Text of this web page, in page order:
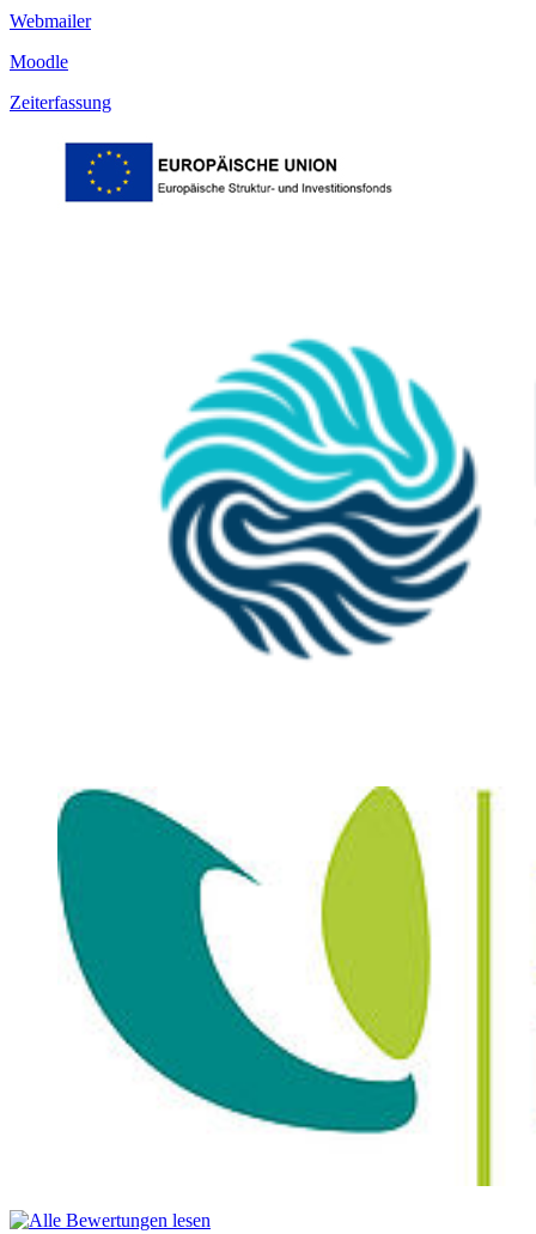
Webmailer
Moodle
Zeiterfassung